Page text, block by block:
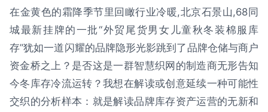
在金黄色的霜降季节里回瞰行业冷暖,北京石景山,68同
城最新挂牌的一批“外贸尾货男女儿童秋冬装棉服库
存”犹如一道闪耀的品牌隐形光影跳到了品牌仓储与商户
资金桥之上？是否这是一群智慧织网的制造商无形告知
今冬库存冷流运转？我想在解读或创意延续一种可能性
交织的分析样本：就是解读品牌库存资产运营的无新和